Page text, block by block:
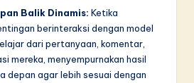
Balik Dinamis: Ketika
berinteraksi dengan model
dari pertanyaan, komentar,
mereka, menyempurnakan hasil
depan agar lebih sesuai dengan